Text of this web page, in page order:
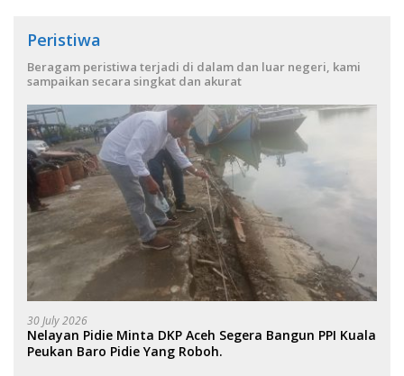
Peristiwa
Beragam peristiwa terjadi di dalam dan luar negeri, kami
sampaikan secara singkat dan akurat
30 July 2026
Nelayan Pidie Minta DKP Aceh Segera Bangun PPI Kuala
Peukan Baro Pidie Yang Roboh.